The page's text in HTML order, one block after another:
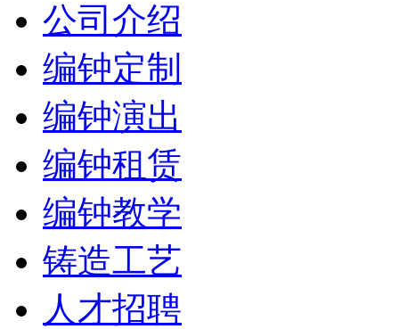
公司介绍
编钟定制
编钟演出
编钟租赁
编钟教学
铸造工艺
人才招聘